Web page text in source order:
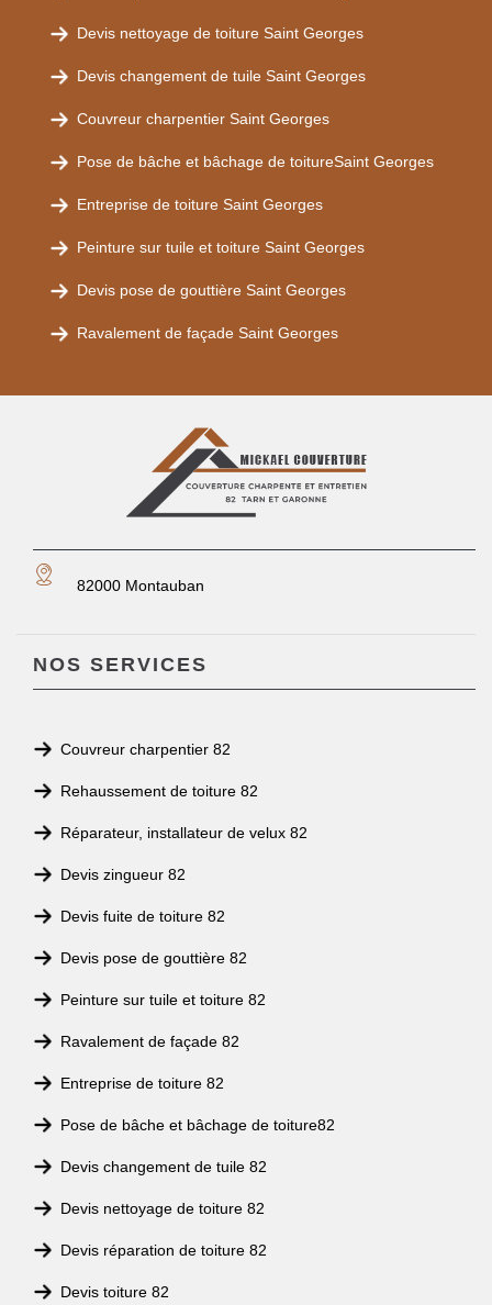
Devis nettoyage de toiture Saint Georges
Devis changement de tuile Saint Georges
Couvreur charpentier Saint Georges
Pose de bâche et bâchage de toitureSaint Georges
Entreprise de toiture Saint Georges
Peinture sur tuile et toiture Saint Georges
Devis pose de gouttière Saint Georges
Ravalement de façade Saint Georges
82000 Montauban
NOS SERVICES
Couvreur charpentier 82
Rehaussement de toiture 82
Réparateur, installateur de velux 82
Devis zingueur 82
Devis fuite de toiture 82
Devis pose de gouttière 82
Peinture sur tuile et toiture 82
Ravalement de façade 82
Entreprise de toiture 82
Pose de bâche et bâchage de toiture82
Devis changement de tuile 82
Devis nettoyage de toiture 82
Devis réparation de toiture 82
Devis toiture 82